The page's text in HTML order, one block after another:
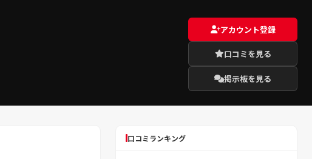
アカウント登録
口コミを見る
掲示板を見る
口コミランキング